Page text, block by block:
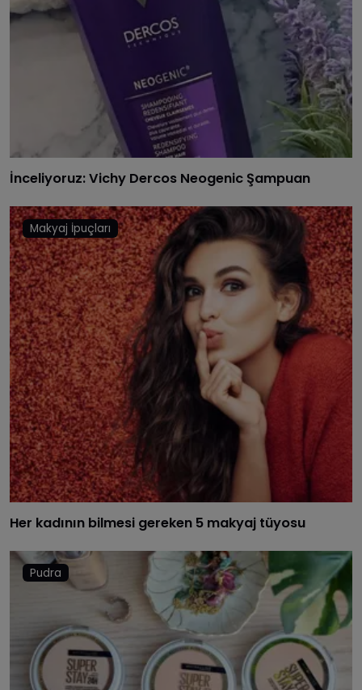
İnceliyoruz: Vichy Dercos Neogenic Şampuan
Makyaj İpuçları
Her kadının bilmesi gereken 5 makyaj tüyosu
Pudra